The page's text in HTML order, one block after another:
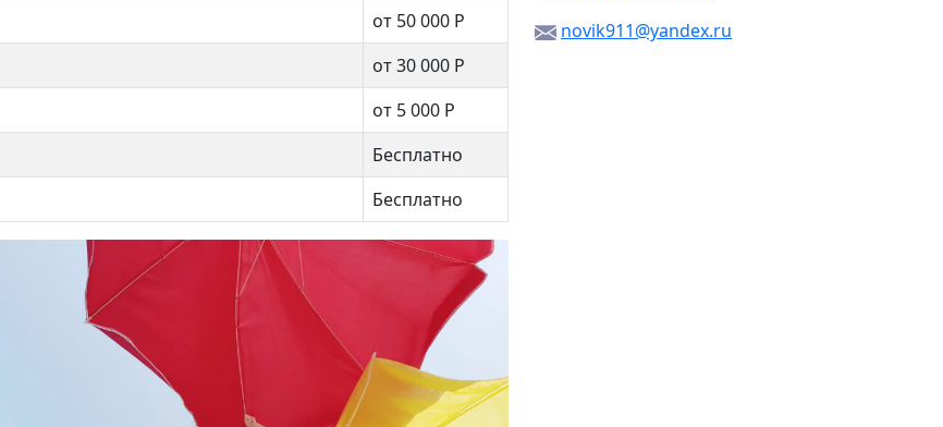
от 50 000 Р
от 30 000 Р
от 5 000 Р
Бесплатно
Бесплатно
novik911@yandex.ru